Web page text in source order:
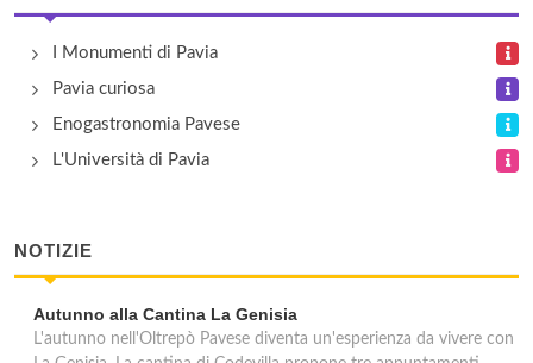
I Monumenti di Pavia
Pavia curiosa
Enogastronomia Pavese
L'Università di Pavia
NOTIZIE
Autunno alla Cantina La Genisia
L'autunno nell'Oltrepò Pavese diventa un'esperienza da vivere con